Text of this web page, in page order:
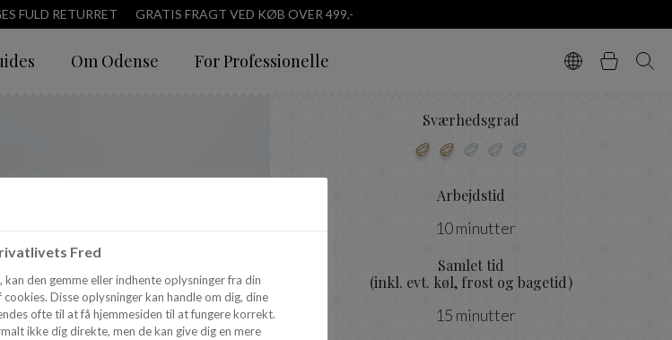
FULD RETURRET GRATIS FRAGT VED KØB OVER 499,-
Om Odense For Professionelle Vælg sprog
Kurv Søg
Sværhedsgrad
Arbejdstid
10 minutter
Samlet tid
(inkl. evt. køl, frost og bagetid)
15 minutter
Fred
kan den gemme eller indhente oplysninger fra din
Disse oplysninger kan handle om dig, dine
ofte til at få hjemmesiden til at fungere korrekt.
ikke dig direkte, men de kan give dig en mere